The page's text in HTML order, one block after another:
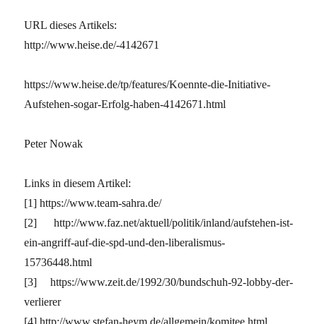
URL dieses Artikels:
http://www.heise.de/-4142671
https://www.heise.de/tp/features/Koennte-die-Initiative-
Aufstehen-sogar-Erfolg-haben-4142671.html
Peter Nowak
Links in diesem Artikel:
[1] https://www.team-sahra.de/
[2] http://www.faz.net/aktuell/politik/inland/aufstehen-ist-
ein-angriff-auf-die-spd-und-den-liberalismus-
15736448.html
[3] https://www.zeit.de/1992/30/bundschuh-92-lobby-der-
verlierer
[4] http://www.stefan-heym.de/allgemein/komitee.html